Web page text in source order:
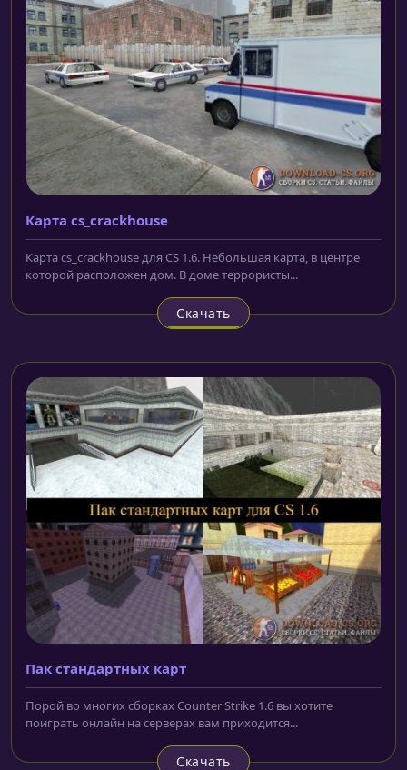
Карта cs_crackhouse
Карта cs_crackhouse для CS 1.6. Небольшая карта, в центре
которой расположен дом. В доме террористы...
Скачать
Пак стандартных карт
Порой во многих сборках Counter Strike 1.6 вы хотите
поиграть онлайн на серверах вам приходится...
Скачать